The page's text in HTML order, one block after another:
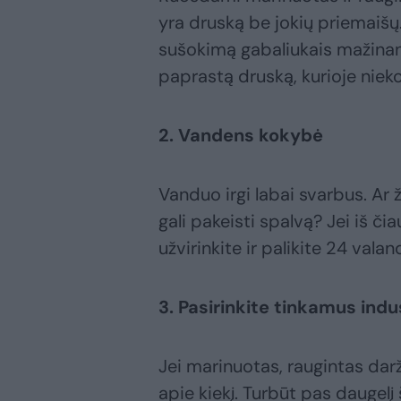
yra druską be jokių
sušokimą gabaliukais
paprastą druską, kurioje
2. Vandens kokybė
Vanduo irgi labai svarbus.
gali pakeisti spalvą? Jei iš
užvirinkite ir palikite 24
3. Pasirinkite tinkamus
Jei marinuotas, raugintas
apie kiekį. Turbūt pas